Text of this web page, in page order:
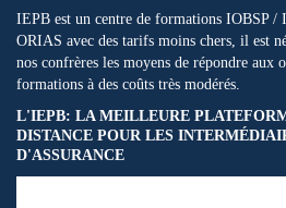
IEPB est un centre de formations IOBSP /
ORIAS avec des tarifs moins chers, il est
nos confrères les moyens de répondre aux
formations à des coûts très modérés.
L'IEPB: LA MEILLEURE
DISTANCE POUR LES
D'ASSURANCE